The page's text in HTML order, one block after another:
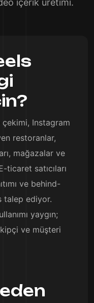
içerik üretimi.
çekimi, Instagram
restoranlar,
mağazalar ve
ticaret satıcıları
ve behind-
talep ediyor.
yaygın;
ve müşteri